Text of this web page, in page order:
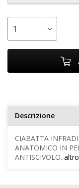
Descrizione
CIABATTA
ANATOMICO IN
ANTISCIVOLO. altro